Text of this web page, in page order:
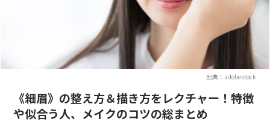
出典：adobestock
《細眉》の整え方＆描き方をレクチャー！特徴
や似合う人、メイクのコツの総まとめ